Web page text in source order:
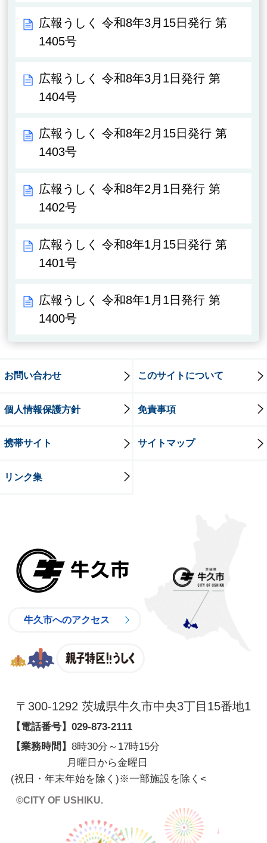
広報うしく 令和8年3月15日発行 第
1405号
広報うしく 令和8年3月1日発行 第
1404号
広報うしく 令和8年2月15日発行 第
1403号
広報うしく 令和8年2月1日発行 第
1402号
広報うしく 令和8年1月15日発行 第
1401号
広報うしく 令和8年1月1日発行 第
1400号
お問い合わせ このサイトについて
個人情報保護方針 免責事項
携帯サイト サイトマップ
リンク集
牛久市へのアクセス
〒300-1292 茨城県牛久市中央3丁目15番地1
【電話番号】 029-873-2111
【業務時間】 8時30分～17時15分
月曜日から金曜日
(祝日・年末年始を除く)※一部施設を除く <
©CITY OF USHIKU.